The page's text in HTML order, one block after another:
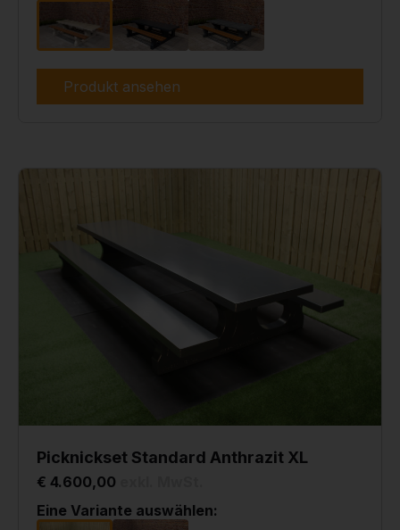
Produkt ansehen
Picknickset Standard Anthrazit XL
€ 4.600,00
Eine Variante auswählen: